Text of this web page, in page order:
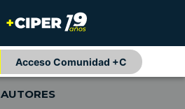
Acceso Comunidad +C
AUTORES